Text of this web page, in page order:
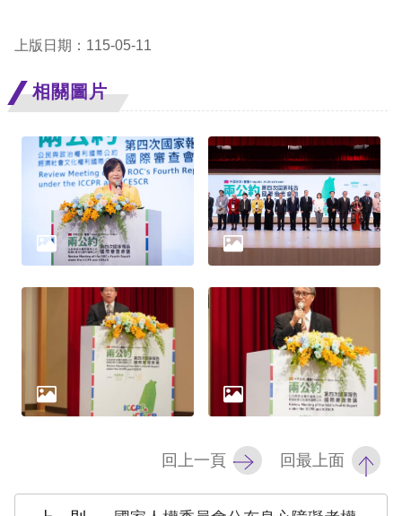
障
礙
上版日期：115-05-11
相關圖片
回上一頁 回最上面